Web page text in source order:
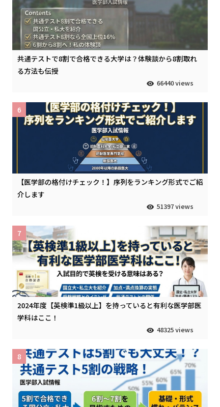
共通テストで8割で合格できる大学は？体験談から8割取れ
る方法も伝授
66440 views
【医学部の格付けチェック！】序列をランキング形式でご紹
介します
51397 views
6
2024年度【英検準1級以上】を持っていると有利な医学部医
学科はここ！
48325 views
7
8